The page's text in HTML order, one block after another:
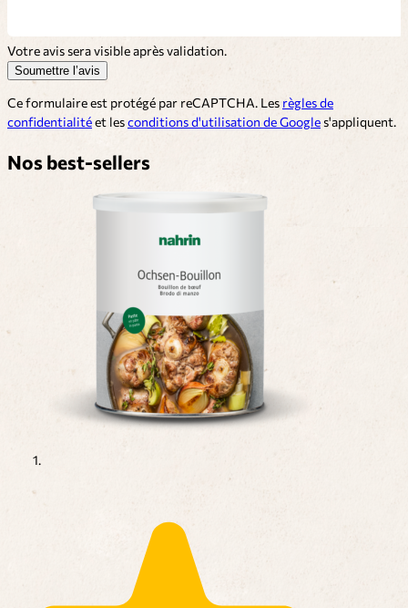
Votre avis sera visible après validation.
Soumettre l’avis
Ce formulaire est protégé par reCAPTCHA. Les règles de
confidentialitéet lesconditions d'utilisation de Google s'appliquent.
Nos best-sellers